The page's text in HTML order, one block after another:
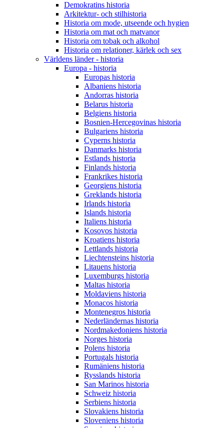
Demokratins historia
Arkitektur- och stilhistoria
Historia om mode, utseende och hygien
Historia om mat och matvanor
Historia om tobak och alkohol
Historia om relationer, kärlek och sex
Världens länder - historia
Europa - historia
Europas historia
Albaniens historia
Andorras historia
Belarus historia
Belgiens historia
Bosnien-Hercegovinas historia
Bulgariens historia
Cyperns historia
Danmarks historia
Estlands historia
Finlands historia
Frankrikes historia
Georgiens historia
Greklands historia
Irlands historia
Islands historia
Italiens historia
Kosovos historia
Kroatiens historia
Lettlands historia
Liechtensteins historia
Litauens historia
Luxemburgs historia
Maltas historia
Moldaviens historia
Monacos historia
Montenegros historia
Nederländernas historia
Nordmakedoniens historia
Norges historia
Polens historia
Portugals historia
Rumäniens historia
Rysslands historia
San Marinos historia
Schweiz historia
Serbiens historia
Slovakiens historia
Sloveniens historia